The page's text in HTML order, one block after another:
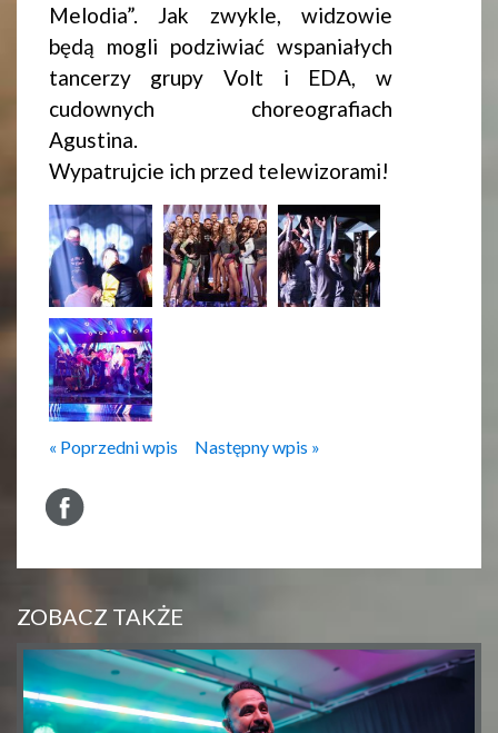
Melodia”. Jak zwykle, widzowie
będą mogli podziwiać wspaniałych
tancerzy grupy Volt i EDA, w
cudownych choreografiach
Agustina.
Wypatrujcie ich przed telewizorami!
« Poprzedni wpis Następny wpis »
ZOBACZ TAKŻE